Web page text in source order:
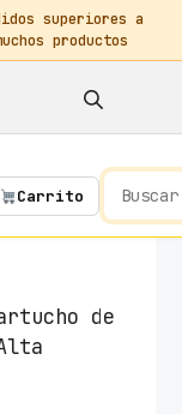
superiores a
productos
Carrito
de